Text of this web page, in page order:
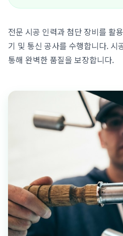
전문 시공 인력과 첨단 장비를 활
기 및 통신 공사를 수행합니다. 시
통해 완벽한 품질을 보장합니다.